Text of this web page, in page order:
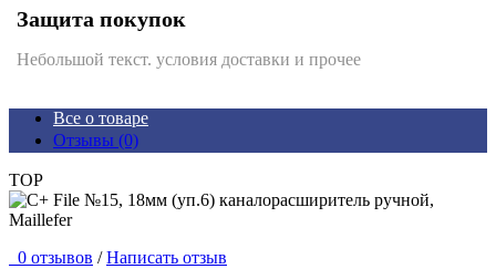
Защита покупок
Небольшой текст. условия доставки и прочее
Все о товаре
Отзывы (0)
TOP
0 отзывов / Написать отзыв